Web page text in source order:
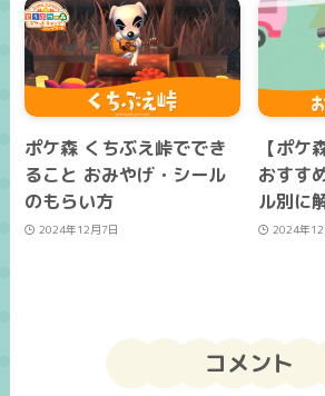
ポケ森 くちぶえ峠ででき
ること おみやげ・シール
のもらい方
2024年12月7日
【ポケ
おすす
ル別に
2024年12
コメント